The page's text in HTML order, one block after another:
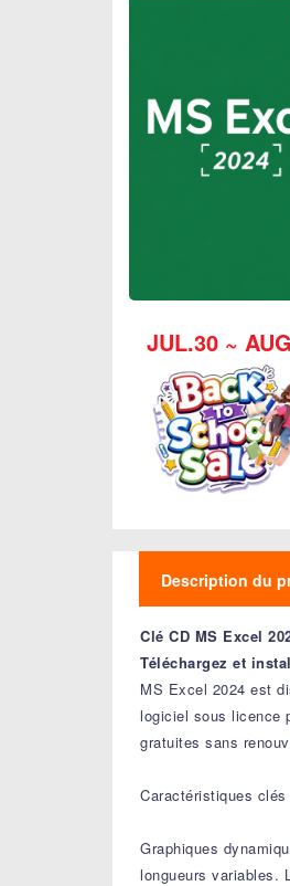
JUL.30 ~
Description du
Clé CD MS Excel
Téléchargez et
MS Excel 2024 est
logiciel sous licence
gratuites sans
Caractéristiques
Graphiques
longueurs variables.